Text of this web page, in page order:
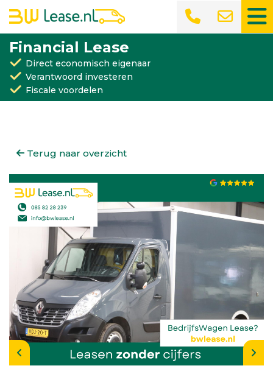
Financial Lease
Direct economisch eigenaar
Verantwoord investeren
Fiscale voordelen
Terug naar overzicht